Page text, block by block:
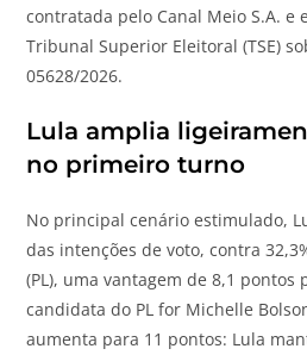
contratada pelo Canal Meio S.A. e
Tribunal Superior Eleitoral (TSE)
05628/2026.
Lula amplia
no primeiro turno
No principal cenário estimulado,
das intenções de voto, contra
(PL), uma vantagem de 8,1 pontos
candidata do PL for Michelle
aumenta para 11 pontos: Lula